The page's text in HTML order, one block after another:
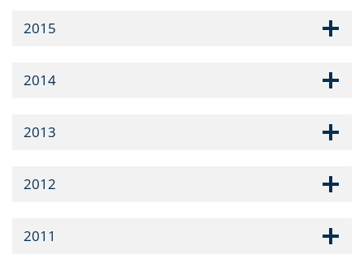
2015
2014
2013
2012
2011